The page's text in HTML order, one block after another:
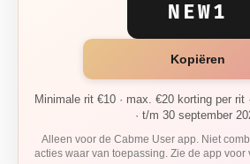
NEW1
Kopiëren
Minimale rit €10 · max. €20 korting per rit
· t/m 30 september
Alleen voor de Cabme User app. Niet
acties waar van toepassing. Zie de app voor